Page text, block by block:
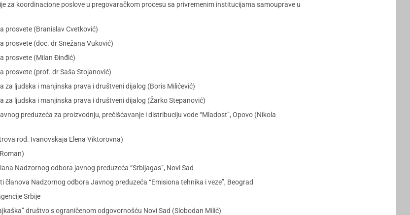
za koordinacione poslove u pregovaračkom procesu sa privremenim institucijama samouprave u
prosvete (Branislav Cvetković)
prosvete (doc. dr Snežana Vuković)
prosvete (Milan Đinđić)
prosvete (prof. dr Saša Stojanović)
ljudska i manjinska prava i društveni dijalog (Boris Milićević)
ljudska i manjinska prava i društveni dijalog (Žarko Stepanović)
preduzeća za proizvodnju, prečišćavanje i distribuciju vode “Mladost”, Opovo (Nikola
rođ. Ivanovskaja Elena Viktorovna)
Nadzornog odbora javnog preduzeća “Srbijagas”, Novi Sad
Nadzornog odbora Javnog preduzeća “Emisiona tehnika i veze”, Beograd
Srbije
društvo s ograničenom odgovornošću Novi Sad (Slobodan Milić)